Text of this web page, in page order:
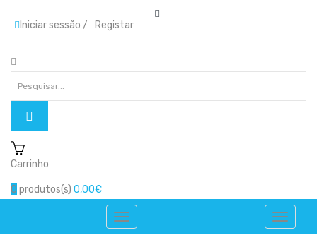
Iniciar sessão / Registar
Carrinho
0 produtos(s) 0,00€